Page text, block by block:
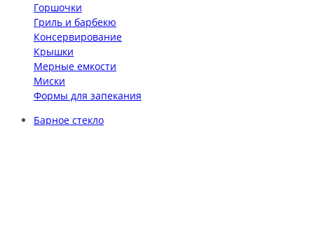
Горшочки
Гриль и барбекю
Консервирование
Крышки
Мерные емкости
Миски
Формы для запекания
Барное стекло